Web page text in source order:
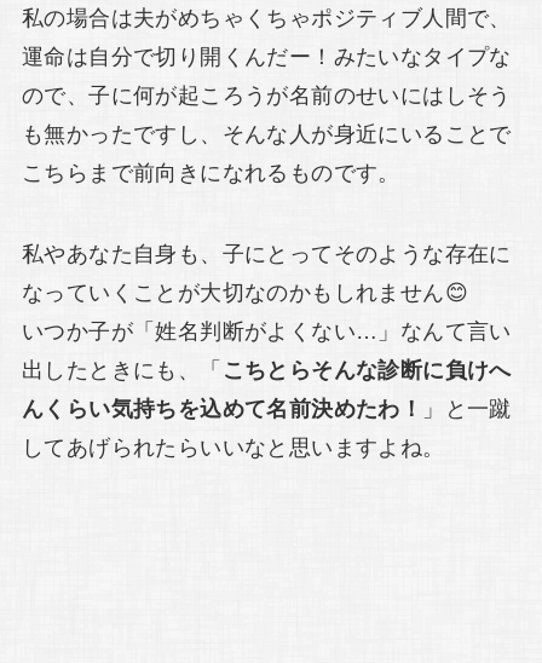
私の場合は夫がめちゃくちゃポジティブ人間で、
運命は自分で切り開くんだー！みたいなタイプな
ので、子に何が起ころうが名前のせいにはしそう
も無かったですし、そんな人が身近にいることで
こちらまで前向きになれるものです。
私やあなた自身も、子にとってそのような存在に
なっていくことが大切なのかもしれません😊
いつか子が「姓名判断がよくない…」なんて言い
出したときにも、「 こちとらそんな診断に負けへ
んくらい気持ちを込めて名前決めたわ！
」と一蹴
してあげられたらいいなと思いますよね。